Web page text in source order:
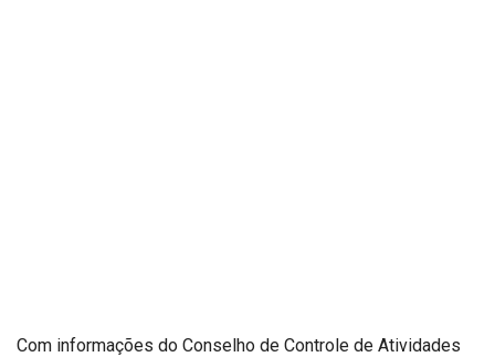
Com informações do Conselho de Controle de Atividades